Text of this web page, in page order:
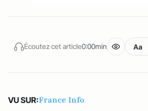
Écoutez cet article0:00min Aa
VU SUR:France Info